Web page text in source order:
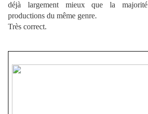
déjà largement mieux que la
productions du même genre.
Très correct.